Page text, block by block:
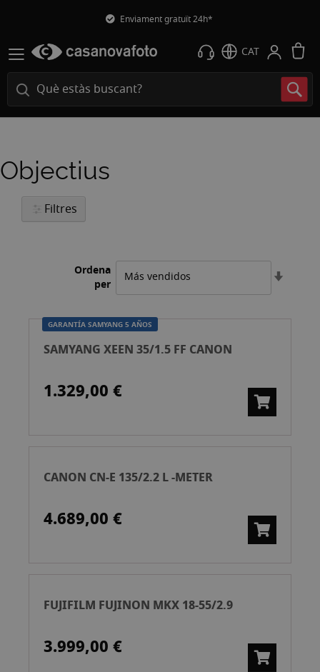
Enviament gratuït 24h*
CAT
Objectius
Filtres
Ordena
per
GARANTÍA SAMYANG 5 AÑOS
SAMYANG XEEN 35/1.5 FF CANON
1.329,00 €
CANON CN-E 135/2.2 L -METER
4.689,00 €
FUJIFILM FUJINON MKX 18-55/2.9
3.999,00 €